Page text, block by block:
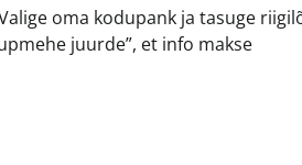
oma kodupank ja tasuge
juurde”, et info makse